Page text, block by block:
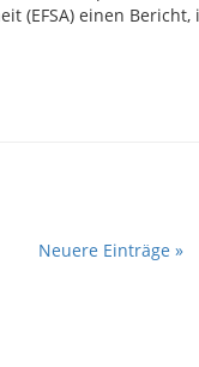
(EFSA) einen
Neuere Einträge »